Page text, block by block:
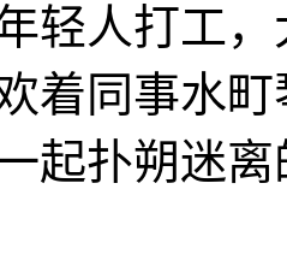
轻人打工
着同事水
起扑朔迷